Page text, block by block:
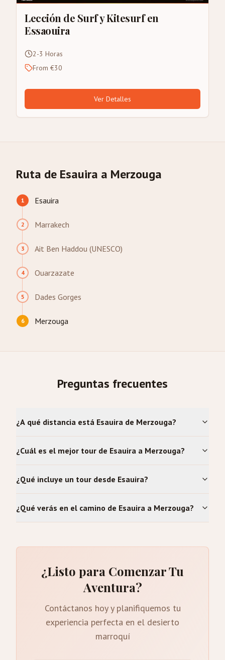
Lección de Surf y Kitesurf en
Essaouira
2-3 Horas
From €30
Ver Detalles
Ruta de Esauira a Merzouga
1 Esauira
2 Marrakech
3 Ait Ben Haddou (UNESCO)
4 Ouarzazate
5 Dades Gorges
6 Merzouga
Preguntas frecuentes
¿A qué distancia está Esauira de Merzouga?
¿Cuál es el mejor tour de Esauira a Merzouga?
¿Qué incluye un tour desde Esauira?
¿Qué verás en el camino de Esauira a Merzouga?
¿Listo para Comenzar Tu
Aventura?
Contáctanos hoy y planifiquemos tu
experiencia perfecta en el desierto
marroquí